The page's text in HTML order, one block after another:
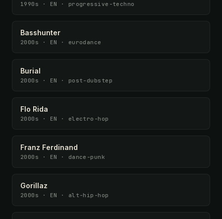
1990s · EN · progressive-techno
Basshunter
2000s · EN · eurodance
Burial
2000s · EN · post-dubstep
Flo Rida
2000s · EN · electro-hop
Franz Ferdinand
2000s · EN · dance-punk
Gorillaz
2000s · EN · alt-hip-hop